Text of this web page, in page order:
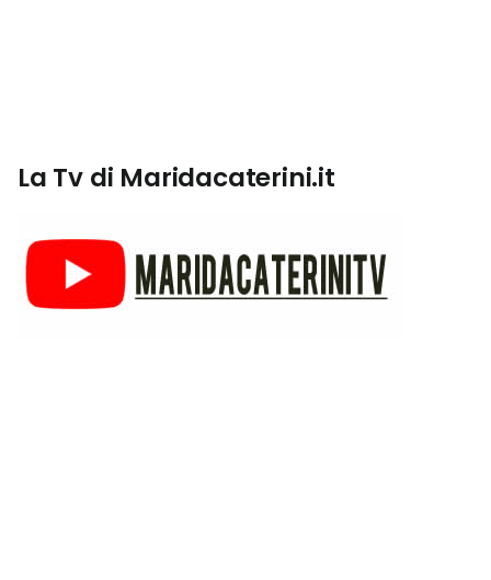
La Tv di Maridacaterini.it